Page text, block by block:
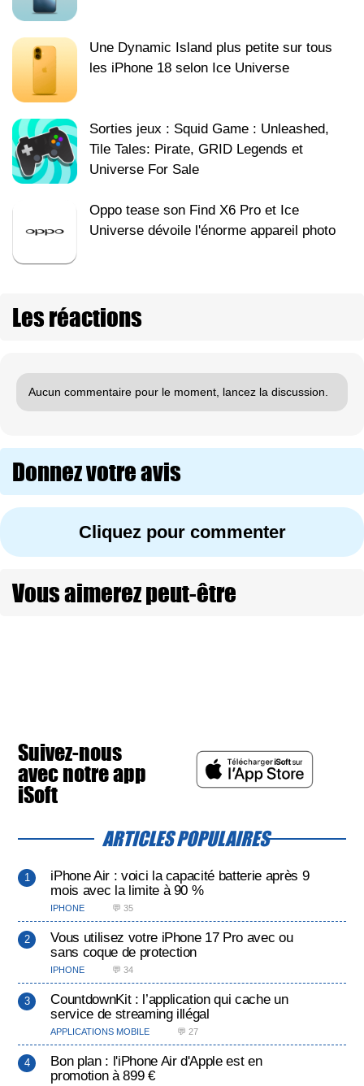
Une Dynamic Island plus petite sur tous
les iPhone 18 selon Ice Universe
Sorties jeux : Squid Game : Unleashed,
Tile Tales: Pirate, GRID Legends et
Universe For Sale
Oppo tease son Find X6 Pro et Ice
Universe dévoile l'énorme appareil photo
Les réactions
Aucun commentaire pour le moment, lancez la discussion.
Donnez votre avis
Cliquez pour commenter
Vous aimerez peut-être
Suivez-nous
avec notre app
iSoft
ARTICLES POPULAIRES
iPhone Air : voici la capacité batterie après 9
mois avec la limite à 90 %
IPHONE 💬 35
Vous utilisez votre iPhone 17 Pro avec ou
sans coque de protection
IPHONE 💬 34
CountdownKit : l’application qui cache un
service de streaming illégal
APPLICATIONS MOBILE 💬 27
Bon plan : l'iPhone Air d'Apple est en
promotion à 899 €